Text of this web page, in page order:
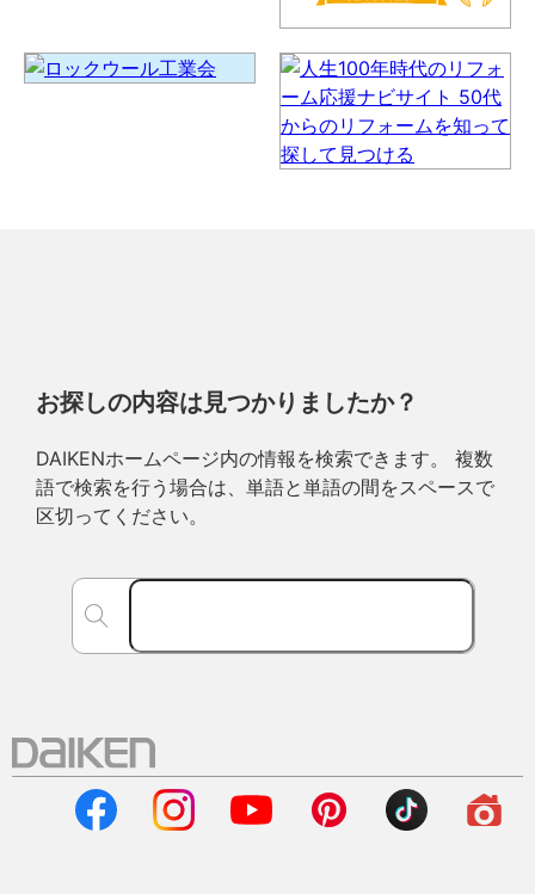
お探しの内容は見つかりましたか？
DAIKENホームページ内の情報を検索できます。 複数
語で検索を行う場合は、単語と単語の間をスペースで
区切ってください。